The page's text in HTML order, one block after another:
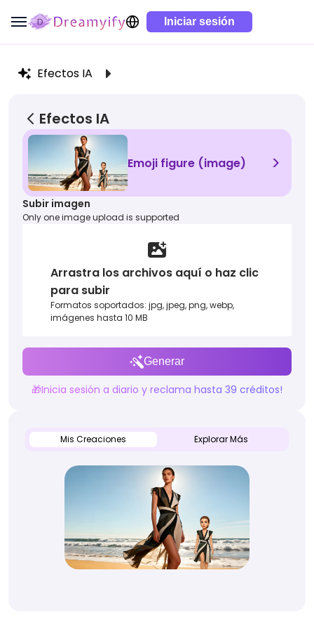
Iniciar sesión
Efectos IA
Efectos IA
Emoji figure (image) >
Subir imagen
Only one image upload is supported
Arrastra los archivos aquí o haz clic
para subir
Formatos soportados: jpg, jpeg, png, webp,
imágenes hasta 10 MB
Generar
🎁Inicia sesión a diario y reclama hasta 39 créditos!
Mis Creaciones Explorar Más